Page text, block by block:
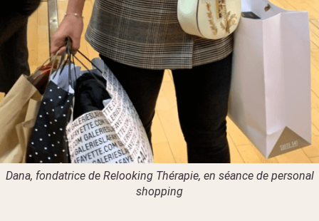
Dana, fondatrice de Relooking Thérapie, en séance de personal
shopping